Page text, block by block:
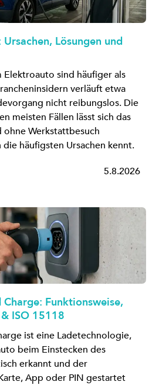
Lösungen und
sind häufiger als
verläuft etwa
nicht reibungslos. Die
meisten Fällen lässt sich das
ohne Werkstattbesuch
häufigsten Ursachen kennt.
5.8.2026
Funktionsweise,
ISO 15118
ist eine Ladetechnologie,
beim Einstecken des
erkannt und der
App oder PIN gestartet